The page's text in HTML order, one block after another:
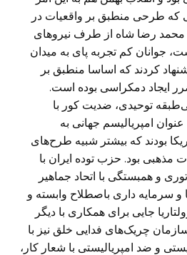
طرحی منطبق بر واقعیات در
محمد رضا شاه از طرف نیروهای
جوانان کم تجربه پای به میدان
کردند که اساسا منطبق بر
ایجاد دمکراسی بوده است.
توحیدی، ضدیت کور با
امپریالیسم جهانی به
بودند که بیشتر شبیه طرح‌های
مذهبی بود. حزب توده ایران با
و همبستگی با اتحاد جماهیر
سرمایه داری باصطلاح وابسته و
جایی برای همکاری با دیگر
چریک‌های فدایی خلق نیز با
و ضد امپریالیستی با شعار کار،